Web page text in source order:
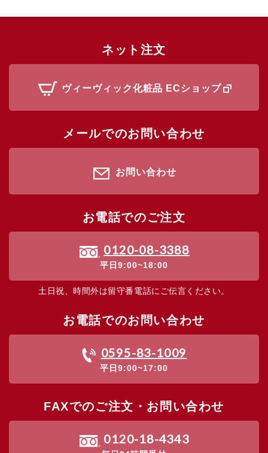
ネット注文
ヴィーヴィック化粧品 ECショップ
メールでのお問い合わせ
お問い合わせ
お電話でのご注文
0120-08-3388
平日9:00~18:00
土日祝、時間外は留守番電話にご伝言ください。
お電話でのお問い合わせ
0595-83-1009
平日9:00~17:00
FAXでのご注文・お問い合わせ
0120-18-4343